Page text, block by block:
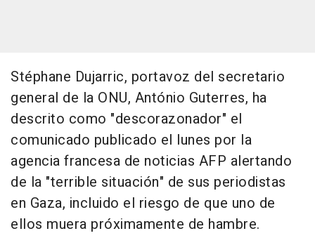
Stéphane Dujarric, portavoz del secretario
general de la ONU, António Guterres, ha
descrito como "descorazonador" el
comunicado publicado el lunes por la
agencia francesa de noticias AFP alertando
de la "terrible situación" de sus periodistas
en Gaza, incluido el riesgo de que uno de
ellos muera próximamente de hambre.